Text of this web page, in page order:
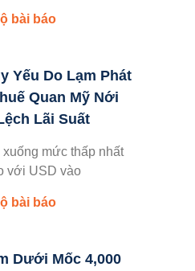
bài báo
Yếu Do Lạm Phát
Quan Mỹ Nới
Lãi Suất
mức thấp nhất
với USD vào
bài báo
Dưới Mốc 4,000